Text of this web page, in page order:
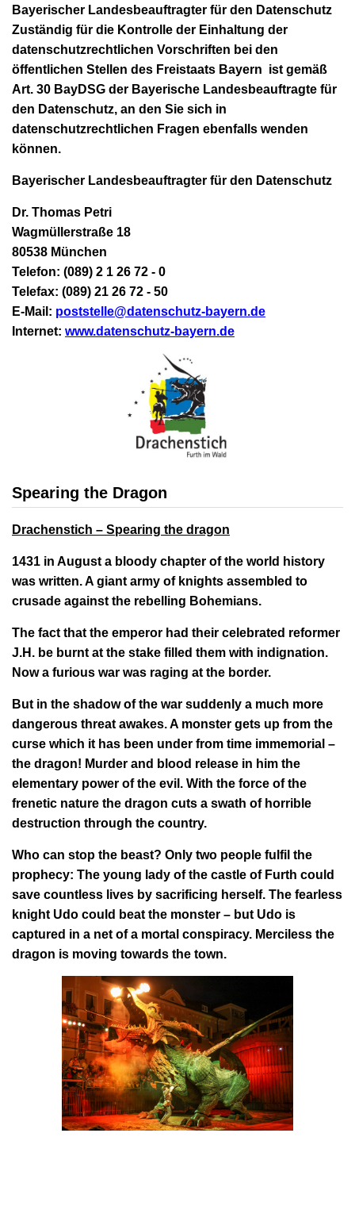
Bayerischer Landesbeauftragter für den Datenschutz
Zuständig für die Kontrolle der Einhaltung der
datenschutzrechtlichen Vorschriften bei den
öffentlichen Stellen des Freistaats Bayern ist gemäß
Art. 30 BayDSG der Bayerische Landesbeauftragte für
den Datenschutz, an den Sie sich in
datenschutzrechtlichen Fragen ebenfalls wenden
können.
Bayerischer Landesbeauftragter für den Datenschutz
Dr. Thomas Petri
Wagmüllerstraße 18
80538 München
Telefon: (089) 2 1 26 72 - 0
Telefax: (089) 21 26 72 - 50
E-Mail: poststelle@datenschutz-bayern.de
Internet: www.datenschutz-bayern.de
Spearing the Dragon
Drachenstich – Spearing the dragon
1431 in August a bloody chapter of the world history
was written. A giant army of knights assembled to
crusade against the rebelling Bohemians.
The fact that the emperor had their celebrated reformer
J.H. be burnt at the stake filled them with indignation.
Now a furious war was raging at the border.
But in the shadow of the war suddenly a much more
dangerous threat awakes. A monster gets up from the
curse which it has been under from time immemorial –
the dragon! Murder and blood release in him the
elementary power of the evil. With the force of the
frenetic nature the dragon cuts a swath of horrible
destruction through the country.
Who can stop the beast? Only two people fulfil the
prophecy: The young lady of the castle of Furth could
save countless lives by sacrificing herself. The fearless
knight Udo could beat the monster – but Udo is
captured in a net of a mortal conspiracy. Merciless the
dragon is moving towards the town.